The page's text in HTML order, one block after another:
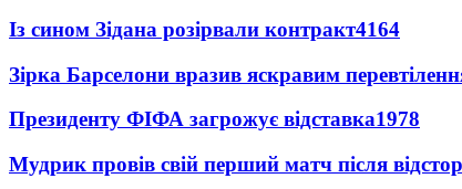
Із сином Зідана розірвали контракт4164
Зірка Барселони вразив яскравим
Президенту ФІФА загрожує відставка1978
Мудрик провів свій перший матч після